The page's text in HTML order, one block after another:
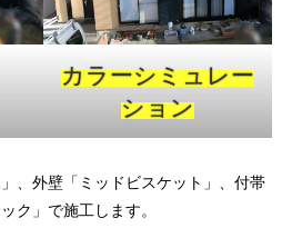
カラーシミュレー
ション
、外壁「ミッドビスケット」、付帯
ク」で施工します。